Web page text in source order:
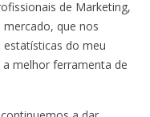
de Marketing,
que nos
do meu
melhor ferramenta de